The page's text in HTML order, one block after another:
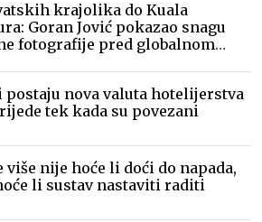
krajolika do Kuala
Goran Jović pokazao snagu
fotografije pred globalnom
postaju nova valuta hotelijerstva
tek kada su povezani
više nije hoće li doći do napada,
li sustav nastaviti raditi